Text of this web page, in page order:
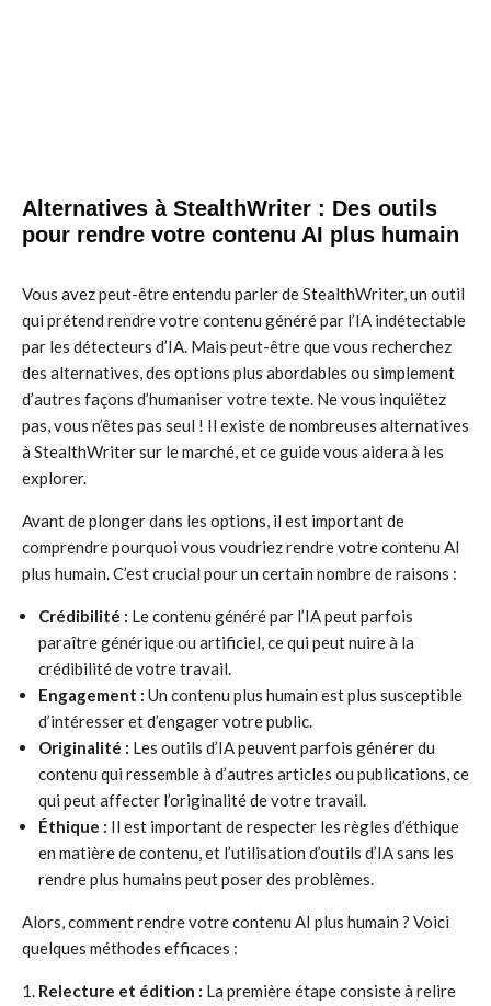
Alternatives à StealthWriter : Des outils
pour rendre votre contenu AI plus humain
Vous avez peut-être entendu parler de StealthWriter, un outil
qui prétend rendre votre contenu généré par l’IA indétectable
par les détecteurs d’IA. Mais peut-être que vous recherchez
des alternatives, des options plus abordables ou simplement
d’autres façons d’humaniser votre texte. Ne vous inquiétez
pas, vous n’êtes pas seul ! Il existe de nombreuses alternatives
à StealthWriter sur le marché, et ce guide vous aidera à les
explorer.
Avant de plonger dans les options, il est important de
comprendre pourquoi vous voudriez rendre votre contenu AI
plus humain. C’est crucial pour un certain nombre de raisons :
Crédibilité : Le contenu généré par l’IA peut parfois
paraître générique ou artificiel, ce qui peut nuire à la
crédibilité de votre travail.
Engagement : Un contenu plus humain est plus susceptible
d’intéresser et d’engager votre public.
Originalité : Les outils d’IA peuvent parfois générer du
contenu qui ressemble à d’autres articles ou publications, ce
qui peut affecter l’originalité de votre travail.
Éthique : Il est important de respecter les règles d’éthique
en matière de contenu, et l’utilisation d’outils d’IA sans les
rendre plus humains peut poser des problèmes.
Alors, comment rendre votre contenu AI plus humain ? Voici
quelques méthodes efficaces :
Relecture et édition : La première étape consiste à relire